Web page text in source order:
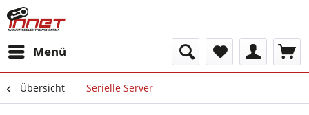
Menü
Übersicht Serielle Server